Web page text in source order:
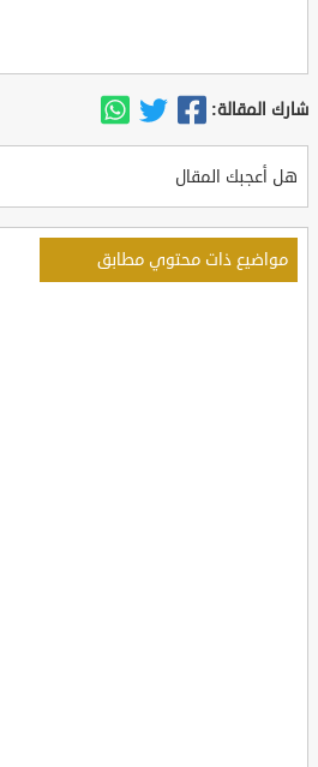
شارك المقالة:
هل أعجبك المقال
مواضيع ذات محتوي مطابق